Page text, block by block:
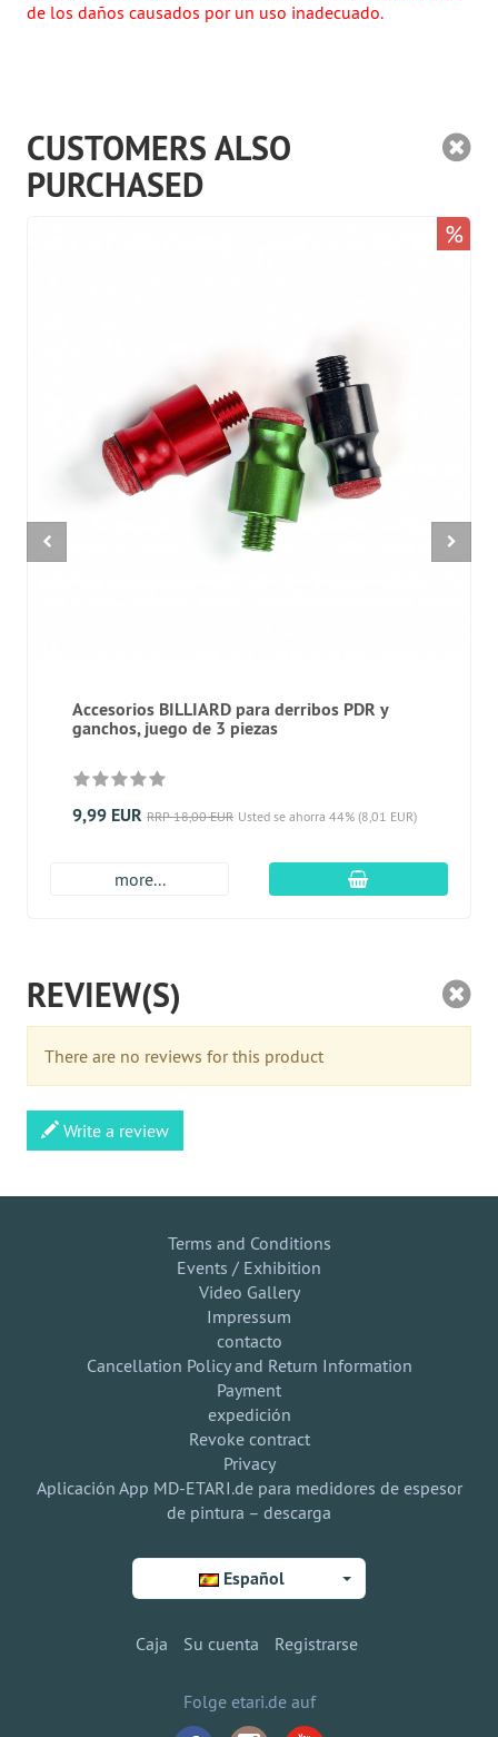
de los daños causados por un uso inadecuado.
CUSTOMERS ALSO
PURCHASED
Accesorios BILLIARD para derribos PDR y
ganchos, juego de 3 piezas
9,99 EUR RRP 18,00 EUR Usted se ahorra 44% (8,01 EUR)
more... En el carro de
%
REVIEW(S)
There are no reviews for this product
Write a review
Terms and Conditions
Events / Exhibition
Video Gallery
Impressum
contacto
Cancellation Policy and Return Information
Payment
expedición
Revoke contract
Privacy
Aplicación App MD-ETARI.de para medidores de espesor
de pintura – descarga
Español
Caja Su cuenta Registrarse
Folge etari.de auf